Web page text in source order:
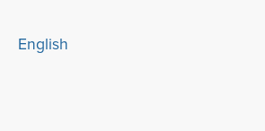
English